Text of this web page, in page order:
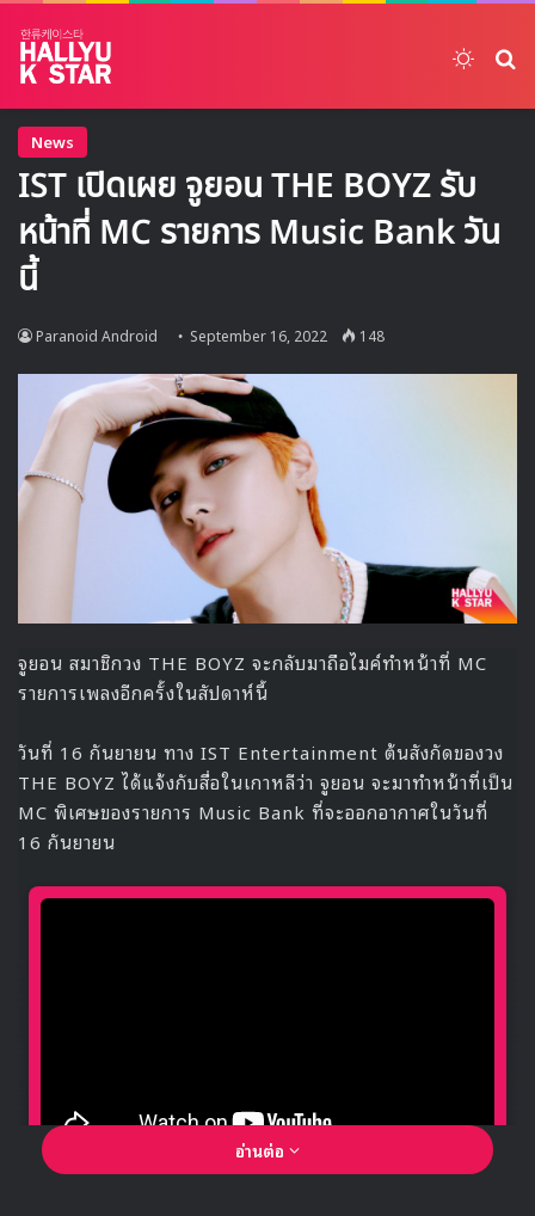
News
IST เปิดเผย จูยอน THE BOYZ รับ
หน้าที่ MC รายการ Music Bank วัน
นี้
Paranoid Android September 16, 2022 148
จูยอน สมาชิกวง THE BOYZ จะกลับมาถือไมค์ทำหน้าที่ MC
รายการเพลงอีกครั้งในสัปดาห์นี้
วันที่ 16 กันยายน ทาง IST Entertainment ต้นสังกัดของวง
THE BOYZ ได้แจ้งกับสื่อในเกาหลีว่า จูยอน จะมาทำหน้าที่เป็น
MC พิเศษของรายการ Music Bank ที่จะออกอากาศในวันที่
16 กันยายน
🎙GYUBIN ปลื้มเมืองไทยขนาดไหน? ถึงกลับมาถ่าย
อ่านต่อ